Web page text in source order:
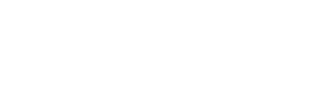
ありません。
です。
ず変更すること